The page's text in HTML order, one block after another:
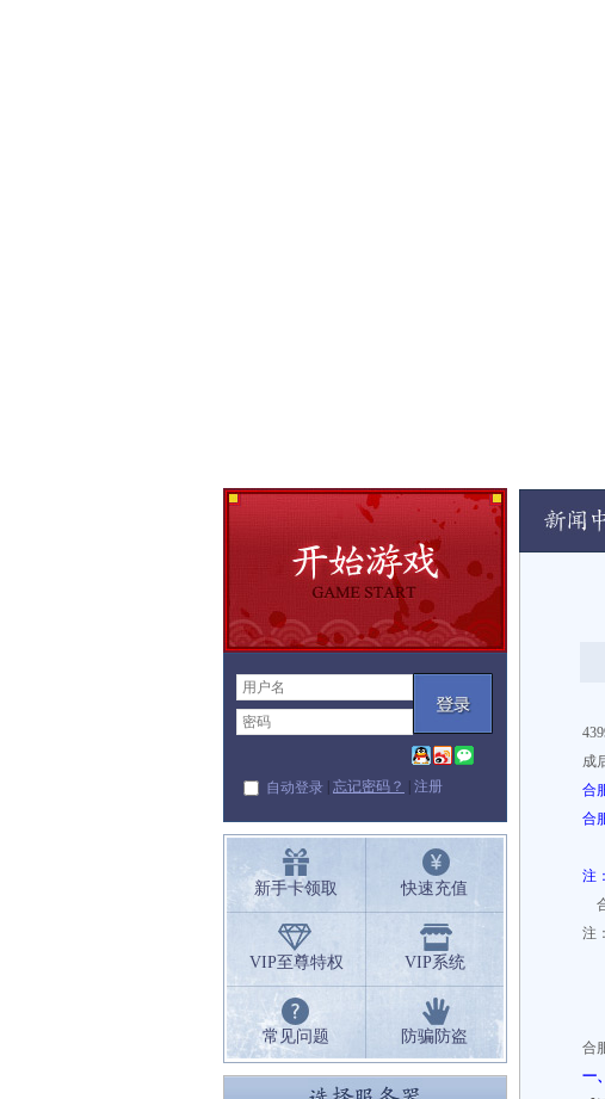
自动登录 | 忘记密码？ | 注册
新手卡领取 快速充值
VIP至尊特权 VIP系统
常见问题 防骗防盗
成
合
合
注：
注
合
一